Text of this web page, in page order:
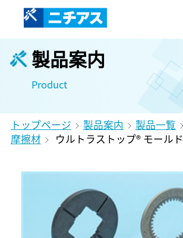
製品案内
Product
トップページ 製品案内 製品一覧
摩擦材
ウルトラストップ® モールド